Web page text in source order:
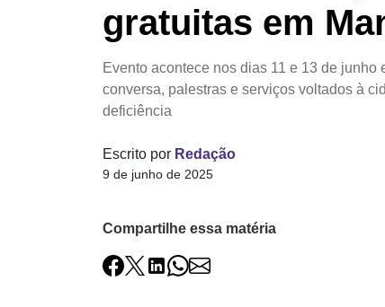
gratuitas em
Evento acontece nos dias 11 e 13 de junho
conversa, palestras e serviços voltados à
deficiência
Escrito por Redação
9 de junho de 2025
Compartilhe essa matéria